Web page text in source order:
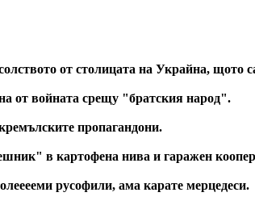
от столицата на Украйна, щото
от войната срещу "братския народ".
пропагандони.
в картофена нива и гаражен
русофили, ама карате мерцедеси.